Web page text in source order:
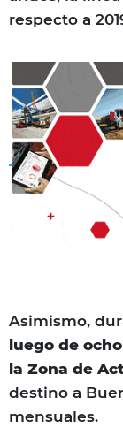
respecto a
Asimismo,
luego de
la Zona de
destino a
mensuales.